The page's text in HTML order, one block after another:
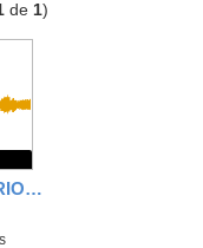
de 1)
RADIOTEATRO: EL MISTERIO DEL AULA DEL FUTURO